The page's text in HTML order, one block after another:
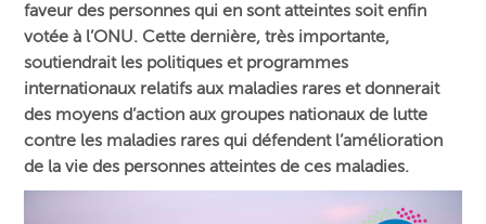
faveur des personnes qui en sont atteintes soit enfin
votée à l’ONU. Cette dernière, très importante,
soutiendrait les politiques et programmes
internationaux relatifs aux maladies rares et donnerait
des moyens d’action aux groupes nationaux de lutte
contre les maladies rares qui défendent l’amélioration
de la vie des personnes atteintes de ces maladies.